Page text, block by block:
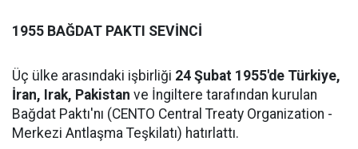
1955 BAĞDAT PAKTI SEVİNCİ
Üç ülke arasındaki işbirliği 24 Şubat 1955'de Türkiye,
İran, Irak, Pakistan ve İngiltere tarafından kurulan
Bağdat Paktı'nı (CENTO Central Treaty Organization -
Merkezi Antlaşma Teşkilatı) hatırlattı.